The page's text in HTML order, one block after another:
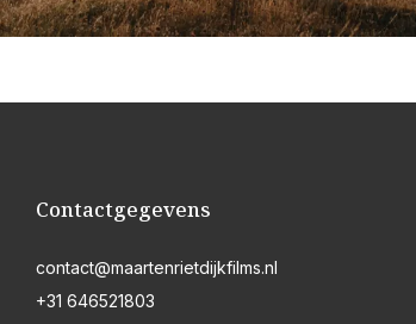
Contactgegevens
contact@maartenrietdijkfilms.nl
+31 646521803